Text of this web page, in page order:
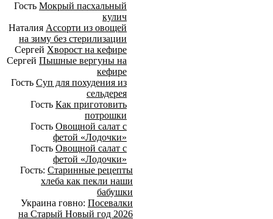
Гость Мокрый пасхальный
кулич
Наталия Ассорти из овощей
на зиму без стерилизации
Сергей Хворост на кефире
Сергей Пышные вергуны на
кефире
Гость Суп для похудения из
сельдерея
Гость Как приготовить
потрошки
Гость Овощной салат с
фетой «Лодочки»
Гость Овощной салат с
фетой «Лодочки»
Гость: Старинные рецепты
хлеба как пекли наши
бабушки
Украина говно: Посевалки
на Старый Новый год 2026